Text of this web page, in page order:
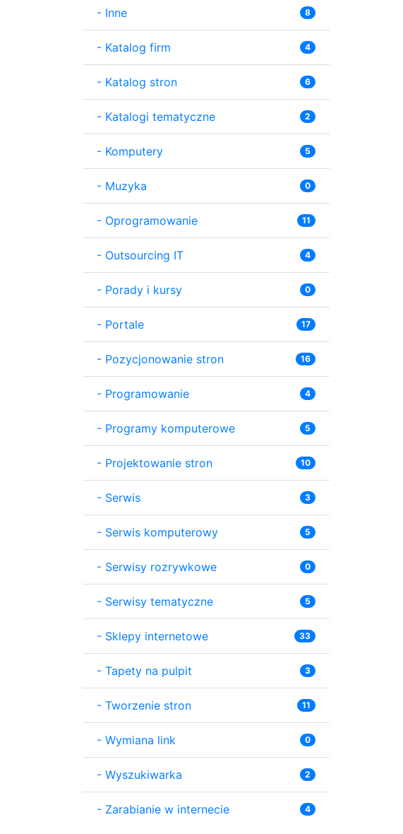
- Inne 8
- Katalog firm 4
- Katalog stron 6
- Katalogi tematyczne 2
- Komputery 5
- Muzyka 0
- Oprogramowanie 11
- Outsourcing IT 4
- Porady i kursy 0
- Portale 17
- Pozycjonowanie stron 16
- Programowanie 4
- Programy komputerowe 5
- Projektowanie stron 10
- Serwis 3
- Serwis komputerowy 5
- Serwisy rozrywkowe 0
- Serwisy tematyczne 5
- Sklepy internetowe 33
- Tapety na pulpit 3
- Tworzenie stron 11
- Wymiana link 0
- Wyszukiwarka 2
- Zarabianie w internecie 4